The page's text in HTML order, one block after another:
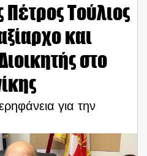
Πέτρος Τούλιος
και
στο
για την